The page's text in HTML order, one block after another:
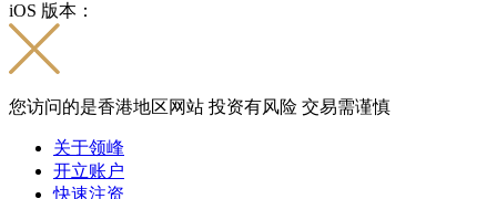
iOS 版本：
您访问的是香港地区网站 投资有风险 交易需谨慎
关于领峰
开立账户
快速注资